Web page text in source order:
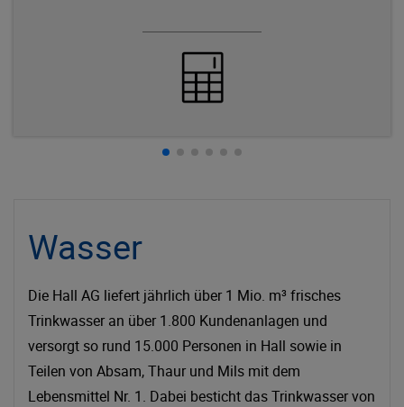
Wasser
Die Hall AG liefert jährlich über 1 Mio. m³ frisches
Trinkwasser an über 1.800 Kundenanlagen und
versorgt so rund 15.000 Personen in Hall sowie in
Teilen von Absam, Thaur und Mils mit dem
Lebensmittel Nr. 1. Dabei besticht das Trinkwasser von